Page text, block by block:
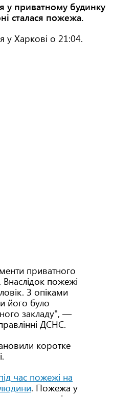
у приватному будинку
сталася пожежа.
у Харкові о 21:04.
приватного
пожежі
З опіками
його було
закладу", —
ДСНС.
коротке
час пожежі на
. Пожежа у